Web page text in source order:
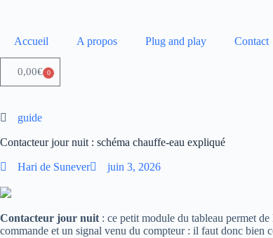
Accueil A propos Plug and play Contact
0,00€ 0
guide
Contacteur jour nuit : schéma chauffe-eau expliqué
Hari de Sunever juin 3, 2026
Contacteur jour nuit : ce petit module du tableau permet
commande et un signal venu du compteur : il faut donc bien